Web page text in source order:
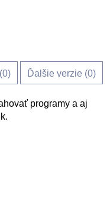
0) Ďalšie verzie (0)
programy a aj